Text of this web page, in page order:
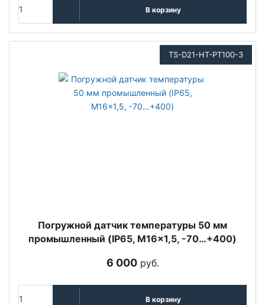
В корзину
TS-D21-HT-PT100-3
Погружной датчик температуры 50 мм
промышленный (IP65, M16x1,5, -70…+400)
6 000руб.
В корзину